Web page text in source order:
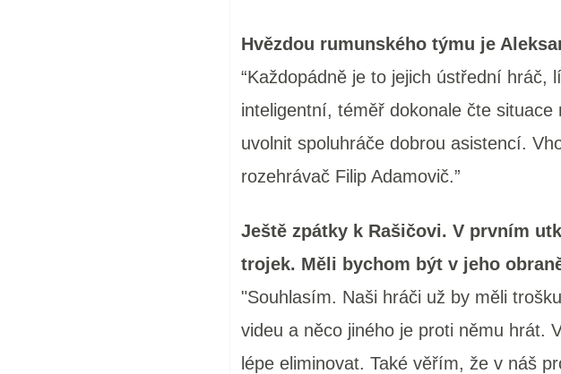
Hvězdou rumunského týmu je
“Každopádně je to jejich ústřední
inteligentní, téměř dokonale čte
uvolnit spoluhráče dobrou asistencí.
rozehrávač Filip Adamovič.”
Ještě zpátky k Rašičovi. V prvním
trojek. Měli bychom být v jeho
"Souhlasím. Naši hráči už by měli
videu a něco jiného je proti němu hrát.
lépe eliminovat. Také věřím, že v náš